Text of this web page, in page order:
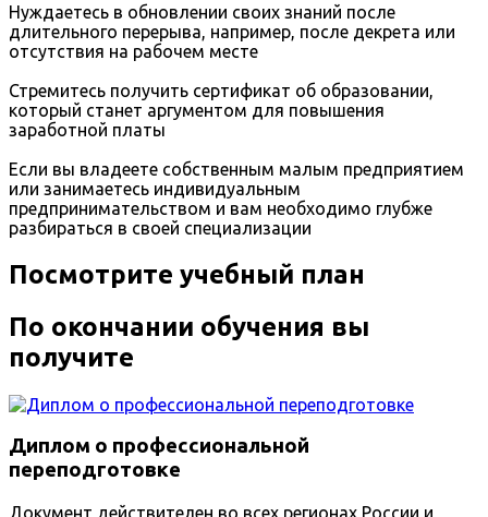
Нуждаетесь в обновлении своих знаний после
длительного перерыва, например, после декрета или
отсутствия на рабочем месте
Стремитесь получить сертификат об образовании,
который станет аргументом для повышения
заработной платы
Если вы владеете собственным малым предприятием
или занимаетесь индивидуальным
предпринимательством и вам необходимо глубже
разбираться в своей специализации
Посмотрите учебный план
По окончании обучения вы
получите
Диплом о профессиональной
переподготовке
Документ действителен во всех регионах России и